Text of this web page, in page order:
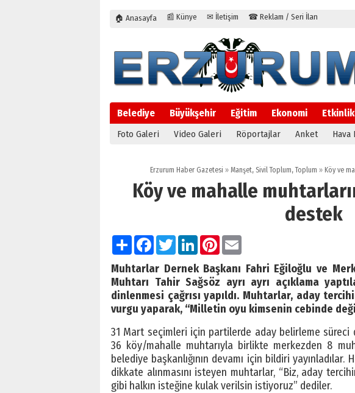
🏠 Anasayfa 📰 Künye ✉ İletişim ☎ Reklam / Seri İlan
Belediye Büyükşehir Eğitim Ekonomi
Foto Galeri Video Galeri Röportajlar Anket Hava
Erzurum Haber Gazetesi » Manşet, Sivil Toplum,Toplum » Köy ve
Köy ve mahalle
destek
PaylaşFacebook
TwitterLinkedInPinterest
Muhtarlar Dernek Başkanı Fahri Eğiloğlu ve
Muhtarı Tahir Sağsöz ayrı ayrı açıklama
dinlenmesi çağrısı yapıldı. Muhtarlar, aday
vurgu yaparak, “Milletin oyu kimsenin cebinde
31 Mart seçimleri için partilerde aday belirleme süreci
36 köy/mahalle muhtarıyla birlikte merkezden 8
belediye başkanlığının devamı için bildiri
dikkate alınmasını isteyen muhtarlar, “Biz, aday
gibi halkın isteğine kulak verilsin istiyoruz” dediler.